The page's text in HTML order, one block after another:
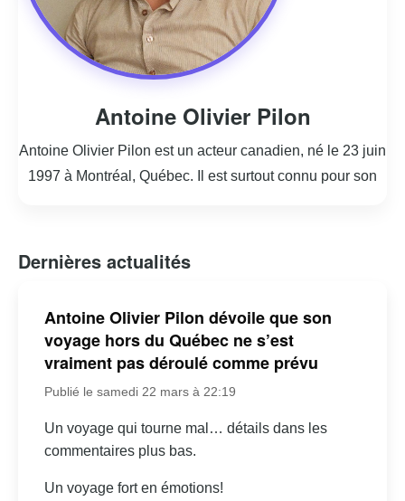
Antoine Olivier Pilon
Antoine Olivier Pilon est un acteur canadien, né le 23 juin
1997 à Montréal, Québec. Il est surtout connu pour son
et attachant. Ce rôle lui a valu une reconnaissance
sa carrière très jeune, apparaissant dans des publicités et
des séries télévisées québécoises. Outre « Mommy », il a
personnages complexes lui ont permis de se démarquer
dans l’industrie cinématographique. En plus de ses
performances à l’écran, Antoine Olivier Pilon est apprécié
Dernières actualités
Antoine Olivier Pilon dévoile que son
voyage hors du Québec ne s’est
vraiment pas déroulé comme prévu
Publié le samedi 22 mars à 22:19
Un voyage qui tourne mal… détails dans les
commentaires plus bas.
Un voyage fort en émotions!